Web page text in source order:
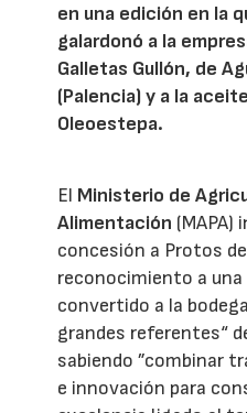
en una edición en la
galardonó a la
Galletas Gullón, de
(Palencia) y a la
Oleoestepa.
El Ministerio de
Alimentación (MAPA)
concesión a Protos
reconocimiento a
convertido a la
grandes referentes“
sabiendo ”combinar
e innovación para